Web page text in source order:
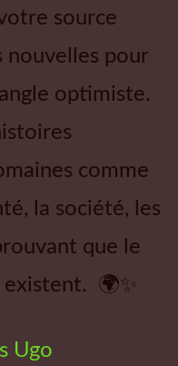
source
nouvelles pour
optimiste.
comme
la société, les
que le
🌍✨
Ugo